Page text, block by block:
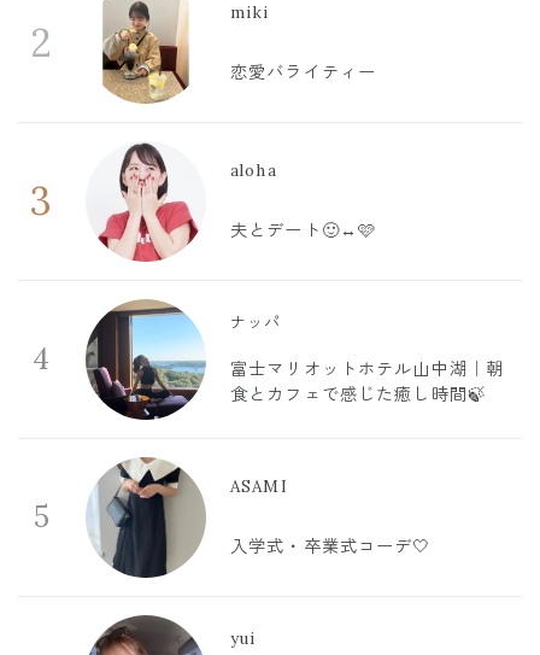
2
miki
恋愛バライティー
3
aloha
夫とデート🙂‍↔️🩷
4
ナッパ
富士マリオットホテル山中湖｜朝
食とカフェで感じた癒し時間🍃
5
ASAMI
入学式・卒業式コーデ🤍
yui